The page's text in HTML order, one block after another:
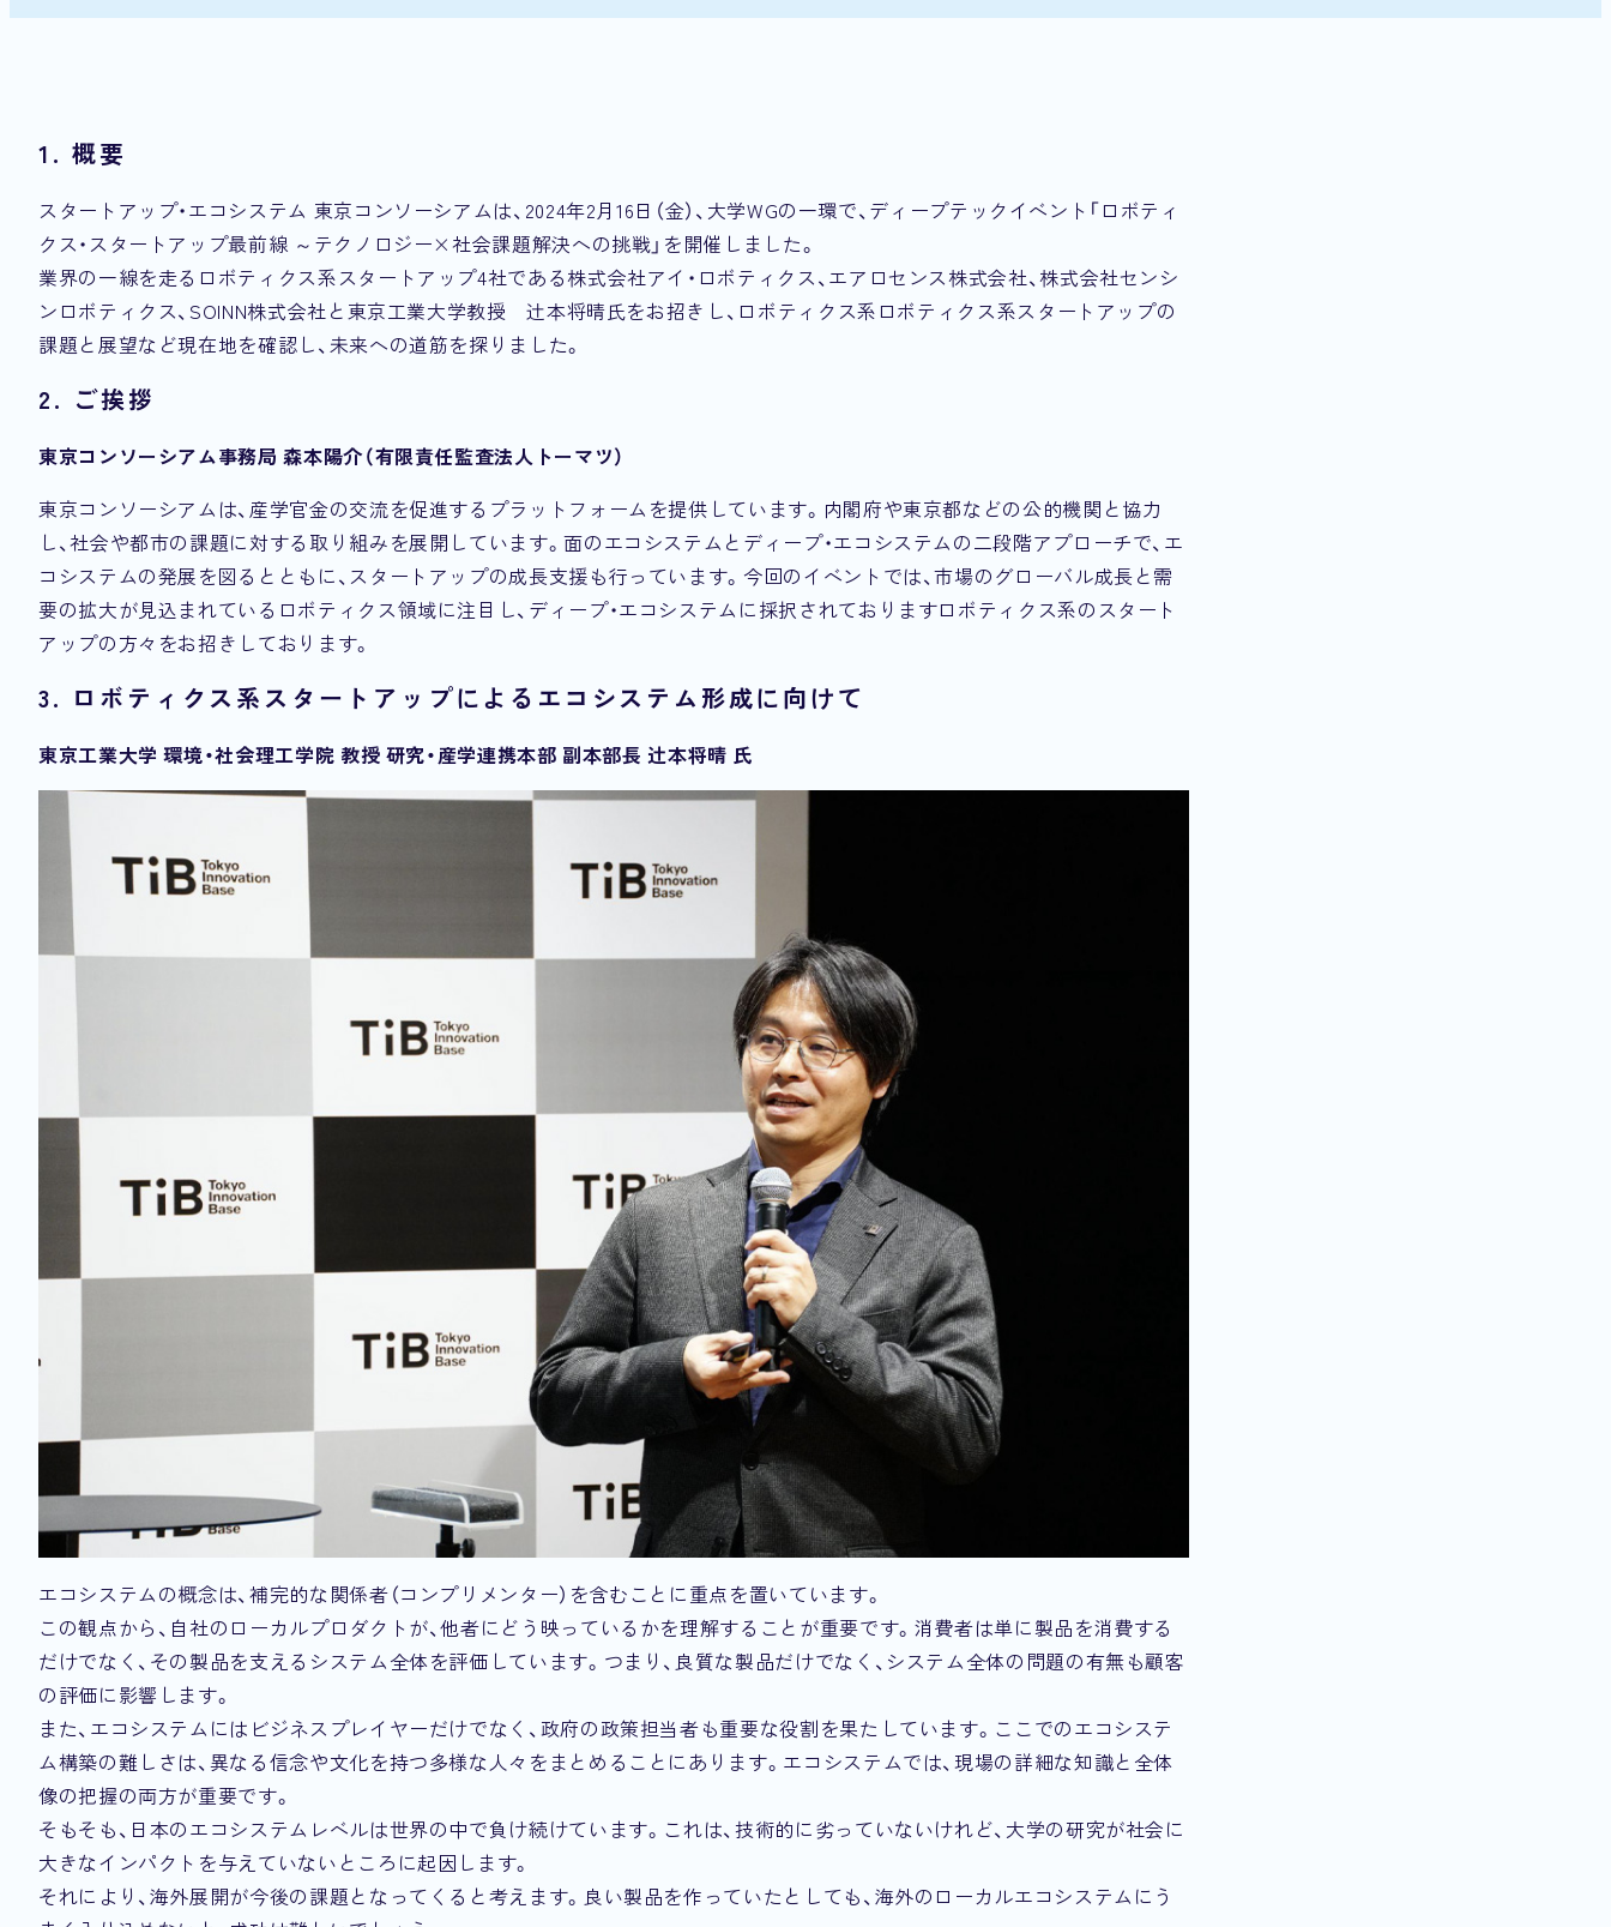
1. 概要
スタートアップ・エコシステム 東京コンソーシアムは、2024年2月16日（金）、大学WGの一環で、ディープテックイベント「ロボティ
クス・スタートアップ最前線 ～テクノロジー×社会課題解決への挑戦」を開催しました。
業界の一線を走るロボティクス系スタートアップ4社である株式会社アイ・ロボティクス、エアロセンス株式会社、株式会社センシ
ンロボティクス、SOINN株式会社と東京工業大学教授 辻本将晴氏をお招きし、ロボティクス系ロボティクス系スタートアップの
課題と展望など現在地を確認し、未来への道筋を探りました。
2. ご挨拶
東京コンソーシアム事務局 森本陽介（有限責任監査法人トーマツ）
東京コンソーシアムは、産学官金の交流を促進するプラットフォームを提供しています。内閣府や東京都などの公的機関と協力
し、社会や都市の課題に対する取り組みを展開しています。面のエコシステムとディープ・エコシステムの二段階アプローチで、エ
コシステムの発展を図るとともに、スタートアップの成長支援も行っています。今回のイベントでは、市場のグローバル成長と需
要の拡大が見込まれているロボティクス領域に注目し、ディープ・エコシステムに採択されておりますロボティクス系のスタート
アップの方々をお招きしております。
3. ロボティクス系スタートアップによるエコシステム形成に向けて
東京工業大学 環境・社会理工学院 教授 研究・産学連携本部 副本部長 辻本将晴 氏
エコシステムの概念は、補完的な関係者（コンプリメンター）を含むことに重点を置いています。
この観点から、自社のローカルプロダクトが、他者にどう映っているかを理解することが重要です。消費者は単に製品を消費する
だけでなく、その製品を支えるシステム全体を評価しています。つまり、良質な製品だけでなく、システム全体の問題の有無も顧客
の評価に影響します。
また、エコシステムにはビジネスプレイヤーだけでなく、政府の政策担当者も重要な役割を果たしています。ここでのエコシステ
ム構築の難しさは、異なる信念や文化を持つ多様な人々をまとめることにあります。エコシステムでは、現場の詳細な知識と全体
像の把握の両方が重要です。
そもそも、日本のエコシステムレベルは世界の中で負け続けています。これは、技術的に劣っていないけれど、大学の研究が社会に
大きなインパクトを与えていないところに起因します。
それにより、海外展開が今後の課題となってくると考えます。良い製品を作っていたとしても、海外のローカルエコシステムにう